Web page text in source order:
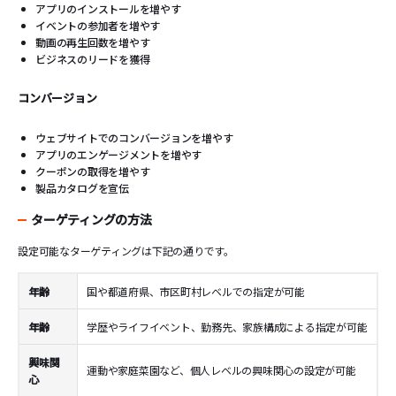
アプリのインストールを増やす
イベントの参加者を増やす
動画の再生回数を増やす
ビジネスのリードを獲得
コンバージョン
ウェブサイトでのコンバージョンを増やす
アプリのエンゲージメントを増やす
クーポンの取得を増やす
製品カタログを宣伝
ターゲティングの方法
設定可能なターゲティングは下記の通りです。
年齢 国や都道府県、市区町村レベルでの指定が可能
年齢 学歴やライフイベント、勤務先、家族構成による指定が可能
興味関
心
運動や家庭菜園など、個人レベルの興味関心の設定が可能